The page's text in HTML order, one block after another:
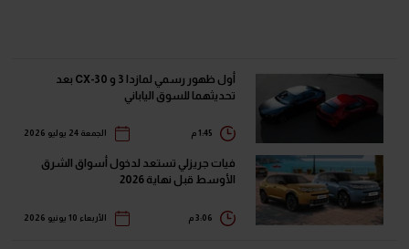
أول ظهور رسمي لمازدا 3 و CX-30 بعد
تحديثهما للسوق الياباني
الجمعة 24 يوليو 2026
فيات جريزلي تستعد لدخول أسواق الشرق
الأوسط قبل نهاية 2026
الأربعاء 10 يونيو 2026